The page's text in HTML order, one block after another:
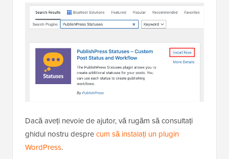
Dacă aveți nevoie de ajutor, vă rugăm să consultați
ghidul nostru desprecum să instalați un plugin
WordPress.